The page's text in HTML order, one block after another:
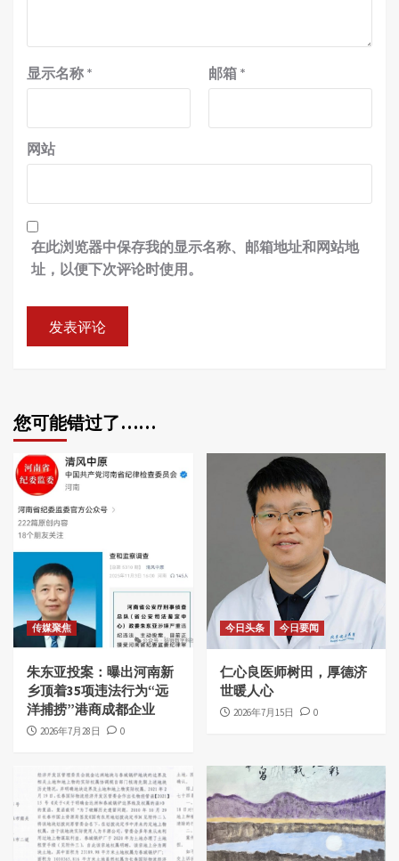
显示名称 * 邮箱 *
网站
在此浏览器中保存我的显示名称、邮箱地址和网站地
址，以便下次评论时使用。
您可能错过了……
传媒聚焦
朱东亚投案：曝出河南新
乡顶着35项违法行为“远
洋捕捞”港商成都企业
2026年7月28日 0
今日头条 今日要闻
仁心良医师树田，厚德济
世暖人心
2026年7月15日 0